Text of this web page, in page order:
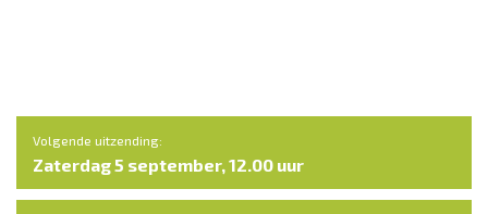
Volgende uitzending:
Zaterdag 5 september, 12.00 uur